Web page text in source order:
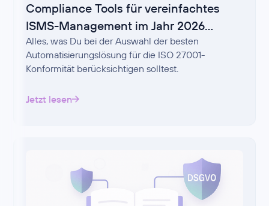
Compliance Tools für vereinfachtes
ISMS-Management im Jahr 2026
auswählen
Alles, was Du bei der Auswahl der besten
Automatisierungslösung für die ISO 27001-
Konformität berücksichtigen solltest.
Jetzt lesen